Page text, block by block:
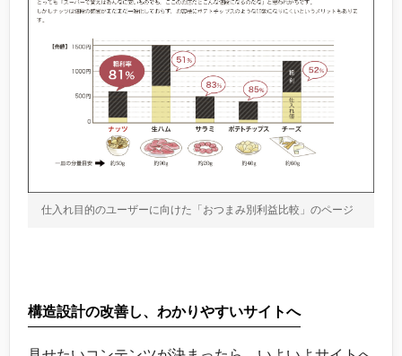
仕入れ目的のユーザーに向けた「おつまみ別利益比較」のページ
構造設計の改善し、わかりやすいサイトへ